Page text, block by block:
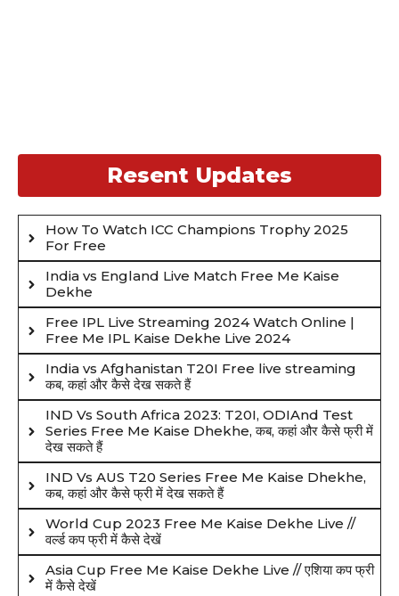
Resent Updates
How To Watch ICC Champions Trophy 2025
For Free
India vs England Live Match Free Me Kaise
Dekhe
Free IPL Live Streaming 2024 Watch Online |
Free Me IPL Kaise Dekhe Live 2024
India vs Afghanistan T20I Free live streaming
कब, कहां और कैसे देख सकते हैं
IND Vs South Africa 2023: T20I, ODIAnd Test
Series Free Me Kaise Dhekhe, कब, कहां और कैसे फ्री में
देख सकते हैं
IND Vs AUS T20 Series Free Me Kaise Dhekhe,
कब, कहां और कैसे फ्री में देख सकते हैं
World Cup 2023 Free Me Kaise Dekhe Live //
वर्ल्ड कप फ्री में कैसे देखें
Asia Cup Free Me Kaise Dekhe Live // एशिया कप फ्री
में कैसे देखें